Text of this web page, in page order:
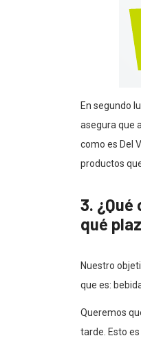
En segundo
asegura que
como es Del
productos
3.
qué
Nuestro
que es:
Queremos
tarde. Esto